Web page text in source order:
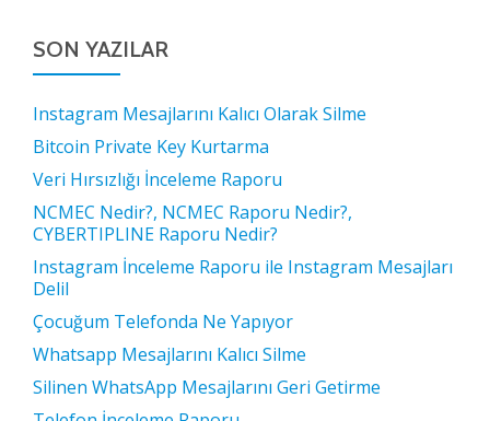
SON YAZILAR
Instagram Mesajlarını Kalıcı Olarak Silme
Bitcoin Private Key Kurtarma
Veri Hırsızlığı İnceleme Raporu
NCMEC Nedir?, NCMEC Raporu Nedir?,
CYBERTIPLINE Raporu Nedir?
Instagram İnceleme Raporu ile Instagram Mesajları
Delil
Çocuğum Telefonda Ne Yapıyor
Whatsapp Mesajlarını Kalıcı Silme
Silinen WhatsApp Mesajlarını Geri Getirme